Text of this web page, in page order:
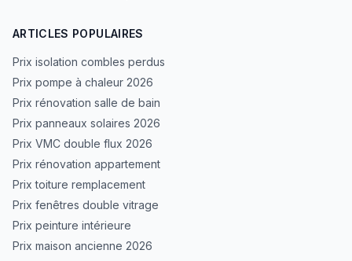
ARTICLES POPULAIRES
Prix isolation combles perdus
Prix pompe à chaleur 2026
Prix rénovation salle de bain
Prix panneaux solaires 2026
Prix VMC double flux 2026
Prix rénovation appartement
Prix toiture remplacement
Prix fenêtres double vitrage
Prix peinture intérieure
Prix maison ancienne 2026